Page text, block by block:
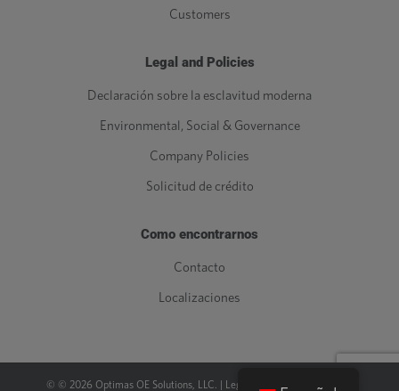
Customers
Legal and Policies
Declaración sobre la esclavitud moderna
Environmental, Social & Governance
Company Policies
Solicitud de crédito
Como encontrarnos
Contacto
Localizaciones
© © 2026 Optimas OE Solutions, LLC. | Legal